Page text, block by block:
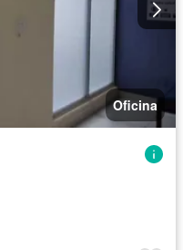
Oficina